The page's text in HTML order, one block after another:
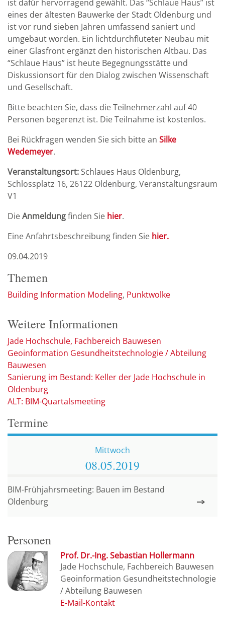
ist dafür hervorragend gewählt. Das “Schlaue Haus” ist
eines der ältesten Bauwerke der Stadt Oldenburg und
ist vor rund sieben Jahren umfassend saniert und
umgebaut worden. Ein lichtdurchfluteter Neubau mit
einer Glasfront ergänzt den historischen Altbau. Das
“Schlaue Haus” ist heute Begegnungsstätte und
Diskussionsort für den Dialog zwischen Wissenschaft
und Gesellschaft.
Bitte beachten Sie, dass die Teilnehmerzahl auf 40
Personen begerenzt ist. Die Teilnahme ist kostenlos.
Bei Rückfragen wenden Sie sich bitte an Silke
Wedemeyer.
Veranstaltungsort: Schlaues Haus Oldenburg,
Schlossplatz 16, 26122 Oldenburg, Veranstaltungsraum
V1
DieAnmeldungfinden Sie hier.
Eine Anfahrtsbeschreibung finden Sie hier.
09.04.2019
Themen
Building Information Modeling Punktwolke
Termine
Mittwoch
08.05.2019
Oldenburg
BIM-Frühjahrsmeeting: Bauen im Bestand
Weitere Informationen
Jade Hochschule, Fachbereich Bauwesen
Geoinformation Gesundheitstechnologie / Abteilung
Bauwesen
Sanierung im Bestand: Keller der Jade Hochschule in
Oldenburg
ALT: BIM-Quartalsmeeting
Personen
Prof. Dr.-Ing. Sebastian Hollermann
Jade Hochschule, Fachbereich Bauwesen
Geoinformation Gesundheitstechnologie
/ Abteilung Bauwesen